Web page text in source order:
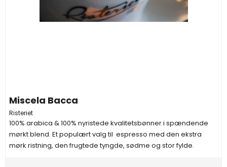
Miscela Bacca
Risteriet
100% arabica & 100% nyristede kvalitetsbønner i spændende
mørkt blend. Et populært valg til espresso med den ekstra
mørk ristning, den frugtede tyngde, sødme og stor fylde.